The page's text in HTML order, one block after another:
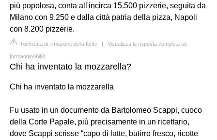
più popolosa, conta all'incirca 15.500 pizzerie, seguita da
Milano con 9.250 e dalla città patria della pizza, Napoli
con 8.200 pizzerie.
Richiesta di rimozione della fonte | Visualizza la risposta completa su
formagginobili.it
Chi ha inventato la mozzarella?
Chi ha inventato la mozzarella
Fu usato in un documento da Bartolomeo Scappi, cuoco
della Corte Papale, più precisamente in un ricettario,
dove Scappi scrisse “capo di latte, butirro fresco, ricotte